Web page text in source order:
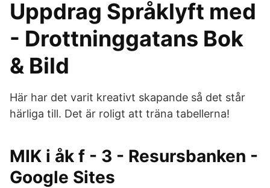
Uppdrag Språklyft med
- Drottninggatans Bok
& Bild
Här har det varit kreativt skapande så det står
härliga till. Det är roligt att träna tabellerna!
MIK i åk f - 3 - Resursbanken -
Google Sites